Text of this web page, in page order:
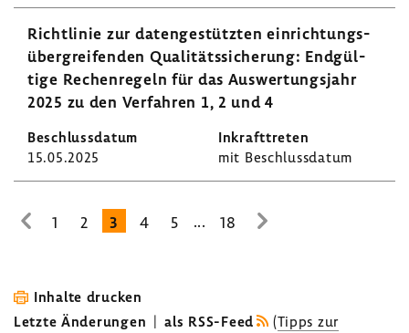
Richt­linie zur daten­ge­stützten einrich­tungs­
über­grei­fenden Quali­täts­si­che­rung: Endgül­
tige Rechen­re­geln für das Auswer­tungs­jahr
2025 zu den Verfahren 1, 2 und 4
15.05.2025 mit Beschluss­datum
zur
Seite
1 2 3 4 5 ... 18
zur
Inhalte drucken
Letzte Änderungen | als RSS-Feed (Tipps zur